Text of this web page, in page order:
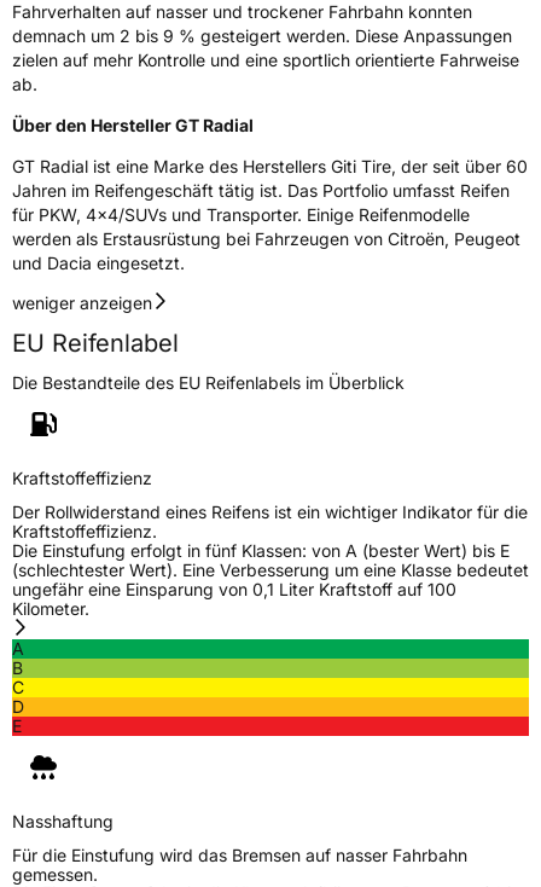
EPREL ID2485814
Allgemeine Produktsicherheit (GPSR)
Herstellerkontakt
Giti Tire Deutschland GmbH, Giti Tire
Deutschland GmbH Hollerithallee 18a 30419
Hannover Germany,
label.information@eu.giti.com
Fahrverhalten auf nasser und trockener Fahrbahn konnten
demnach um 2 bis 9 % gesteigert werden. Diese Anpassungen
zielen auf mehr Kontrolle und eine sportlich orientierte Fahrweise
ab.
Über den Hersteller GT Radial
GT Radial ist eine Marke des Herstellers Giti Tire, der seit über 60
Jahren im Reifengeschäft tätig ist. Das Portfolio umfasst Reifen
für PKW, 4x4/SUVs und Transporter. Einige Reifenmodelle
werden als Erstausrüstung bei Fahrzeugen von Citroën, Peugeot
und Dacia eingesetzt.
weniger anzeigen
EU Reifenlabel
Die Bestandteile des EU Reifenlabels im Überblick
Kraftstoffeffizienz
Der Rollwiderstand eines Reifens ist ein wichtiger Indikator für die
Kraftstoffeffizienz.
Die Einstufung erfolgt in fünf Klassen: von A (bester Wert) bis E
(schlechtester Wert). Eine Verbesserung um eine Klasse bedeutet
ungefähr eine Einsparung von 0,1 Liter Kraftstoff auf 100
Kilometer.
A
B
C
D
E
Nasshaftung
Für die Einstufung wird das Bremsen auf nasser Fahrbahn
gemessen.